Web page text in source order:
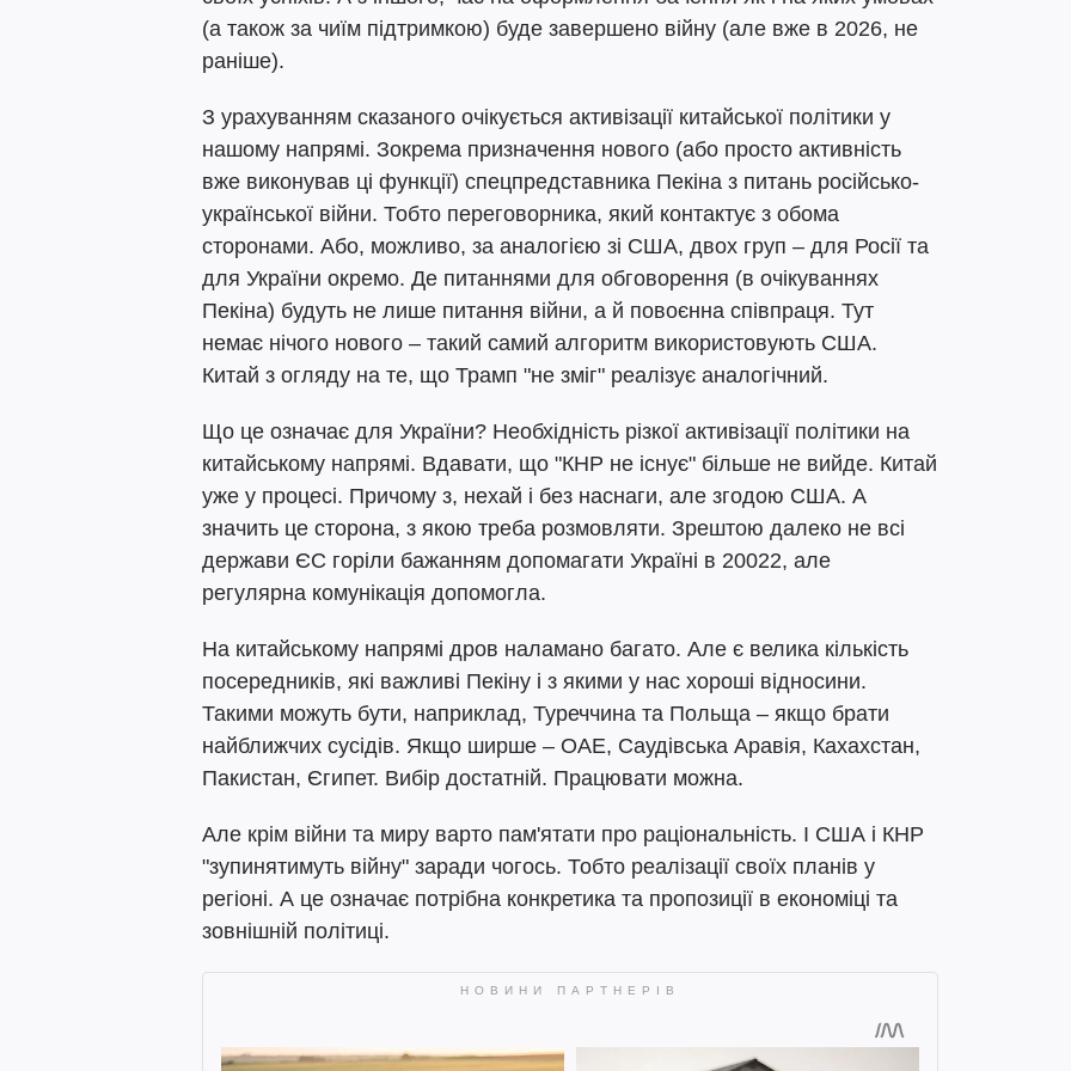
(а також за чиїм підтримкою) буде завершено війну (але вже в 2026, не
раніше).
З урахуванням сказаного очікується активізації китайської політики у
нашому напрямі. Зокрема призначення нового (або просто активність
вже виконував ці функції) спецпредставника Пекіна з питань російсько-
української війни. Тобто переговорника, який контактує з обома
сторонами. Або, можливо, за аналогією зі США, двох груп – для Росії та
для України окремо. Де питаннями для обговорення (в очікуваннях
Пекіна) будуть не лише питання війни, а й повоєнна співпраця. Тут
немає нічого нового – такий самий алгоритм використовують США.
Китай з огляду на те, що Трамп "не зміг" реалізує аналогічний.
Що це означає для України? Необхідність різкої активізації політики на
китайському напрямі. Вдавати, що "КНР не існує" більше не вийде. Китай
уже у процесі. Причому з, нехай і без наснаги, але згодою США. А
значить це сторона, з якою треба розмовляти. Зрештою далеко не всі
держави ЄС горіли бажанням допомагати Україні в 20022, але
регулярна комунікація допомогла.
На китайському напрямі дров наламано багато. Але є велика кількість
посередників, які важливі Пекіну і з якими у нас хороші відносини.
Такими можуть бути, наприклад, Туреччина та Польща – якщо брати
найближчих сусідів. Якщо ширше – ОАЕ, Саудівська Аравія, Кахахстан,
Пакистан, Єгипет. Вибір достатній. Працювати можна.
Але крім війни та миру варто пам'ятати про раціональність. І США і КНР
"зупинятимуть війну" заради чогось. Тобто реалізації своїх планів у
регіоні. А це означає потрібна конкретика та пропозиції в економіці та
зовнішній політиці.